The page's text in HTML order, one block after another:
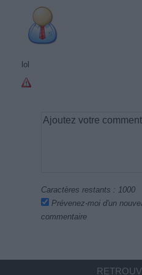
lol
Caractères restants : 1000
Prévenez-moi d'un
commentaire